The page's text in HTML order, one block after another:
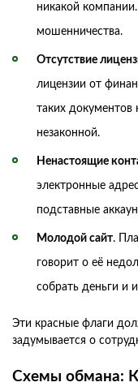
никакой
мошенничества.
Отсутствие
лицензии от
таких документов
незаконной.
Ненастоящие
электронные
подставные
Молодой сайт.
говорит о её
собрать деньги и
Эти красные флаги
задумывается о
Схемы обмана: